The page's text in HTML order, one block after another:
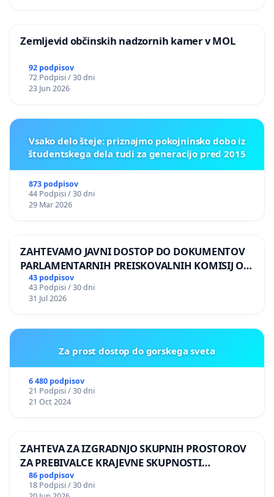
Zemljevid občinskih nadzornih kamer v MOL
92 podpisov
72 Podpisi / 30 dni
23 Jun 2026
Vsako delo šteje: priznajmo pokojninsko dobo iz
študentskega dela tudi za generacijo pred 2015
873 podpisov
44 Podpisi / 30 dni
29 Mar 2026
ZAHTEVAMO JAVNI DOSTOP DO DOKUMENTOV
PARLAMENTARNIH PREISKOVALNIH KOMISIJ O
ILEGALNI TRGOVINI Z OROŽJEM
43 podpisov
43 Podpisi / 30 dni
31 Jul 2026
Za prost dostop do gorskega sveta
6 480 podpisov
21 Podpisi / 30 dni
21 Oct 2024
ZAHTEVA ZA IZGRADNJO SKUPNIH PROSTOROV
ZA PREBIVALCE KRAJEVNE SKUPNOSTI
PRESTRANEK
86 podpisov
18 Podpisi / 30 dni